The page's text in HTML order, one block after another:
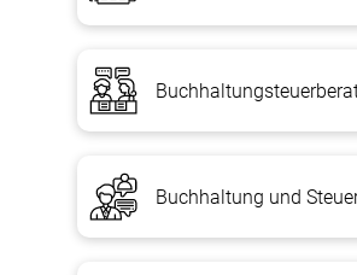
link=“https://agtl.com.ua/ru/nalogovyj-
delam/soprovozhdenie-nalogovyh-
tsenoobrazovanie#zakaz“ icon=““
TSO[/button]
Wir beraten Sie, helfen Ihnen bei der
Buchhaltungsunterstützung, wählen ein
überprüfen Bei Bedarf die Abläufe der
Unternehmens in rechtlichen,bu
Buchhaltung und